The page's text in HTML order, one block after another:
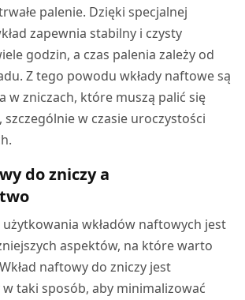
palenie. Dzięki specjalnej
zapewnia stabilny i czysty
godzin, a czas palenia zależy od
Z tego powodu wkłady naftowe są
w zniczach, które muszą palić się
szczególnie w czasie uroczystości
do zniczy a
wkładów naftowych jest
aspektów, na które warto
naftowy do zniczy jest
taki sposób, aby minimalizować